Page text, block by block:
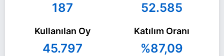
187 52.585
Kullanılan Oy
45.797
Katılım Oranı
%87,09